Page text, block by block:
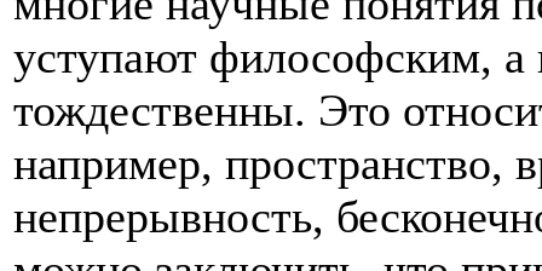
уступают философским, а
тождественны. Это
например, пространство,
непрерывность,